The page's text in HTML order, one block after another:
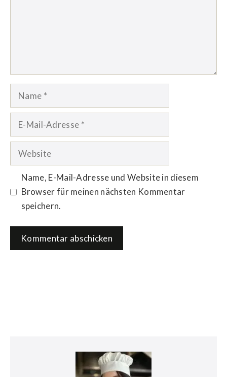
Name
Website
Name, E-Mail-Adresse und Website in diesem
Browser für meinen nächsten Kommentar
speichern.